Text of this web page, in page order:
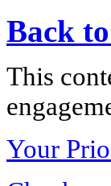
Back
This
Your